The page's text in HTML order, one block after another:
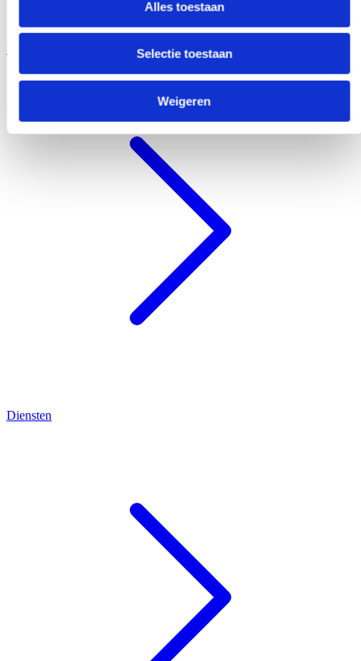
Alles toestaan
Selectie toestaan
Weigeren
Uw ambitie
Diensten